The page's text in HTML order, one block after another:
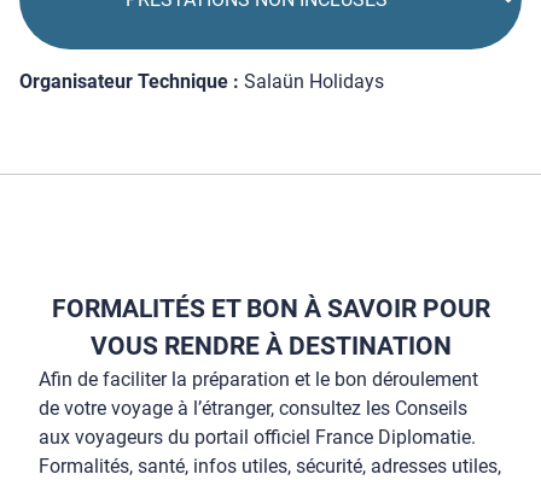
Organisateur Technique : Salaün Holidays
FORMALITÉS ET BON À SAVOIR POUR
VOUS RENDRE À DESTINATION
Afin de faciliter la préparation et le bon déroulement
de votre voyage à l’étranger, consultez les Conseils
aux voyageurs du portail officiel France Diplomatie.
Formalités, santé, infos utiles, sécurité, adresses utiles,